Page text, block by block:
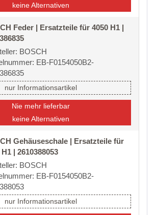
keine Alternativen
Feder | Ersatzteile für 4050 H1 |
BOSCH
EB-F0154050B2-
nur Informationsartikel
Nie mehr lieferbar
keine Alternativen
Gehäuseschale | Ersatzteile für
| 2610388053
BOSCH
EB-F0154050B2-
nur Informationsartikel